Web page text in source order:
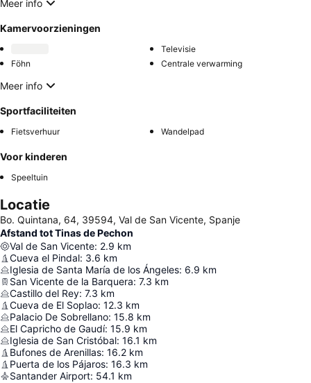
Meer info
Kamervoorzieningen
Televisie
Föhn
Centrale verwarming
Meer info
Sportfaciliteiten
Fietsverhuur Wandelpad
Voor kinderen
Speeltuin
Locatie
Bo. Quintana, 64, 39594, Val de San Vicente, Spanje
Afstand tot Tinas de Pechon
Val de San Vicente: 2.9 km
Cueva el Pindal: 3.6 km
Iglesia de Santa María de los Ángeles: 6.9 km
San Vicente de la Barquera: 7.3 km
Castillo del Rey: 7.3 km
Cueva de El Soplao: 12.3 km
Palacio De Sobrellano: 15.8 km
El Capricho de Gaudí: 15.9 km
Iglesia de San Cristóbal: 16.1 km
Bufones de Arenillas: 16.2 km
Puerta de los Pájaros: 16.3 km
Santander Airport: 54.1 km